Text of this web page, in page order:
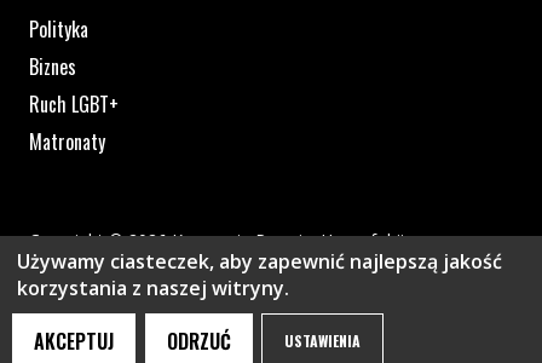
Polityka
Biznes
Ruch LGBT+
Matronaty
Copyright © 2026 Kampania Przeciw Homofobii
Polityka prywatności
Plik pdf otworzy się w nowym oknie lub zostanie pobrany na
Używamy ciasteczek, aby zapewnić najlepszą jakość
korzystania z naszej witryny.
AKCEPTUJ ODRZUĆ USTAWIENIA